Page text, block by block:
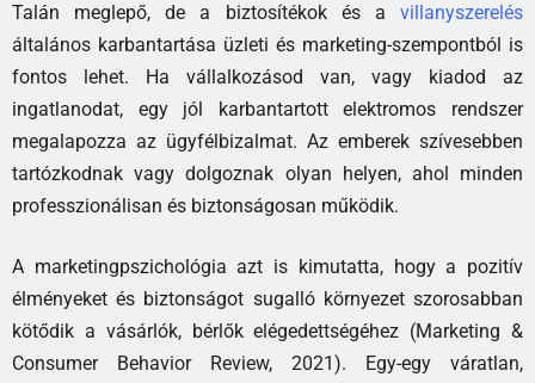
Talán meglepő, de a biztosítékok és a villanyszerelés
általános karbantartása üzleti és marketing-szempontból is
fontos lehet. Ha vállalkozásod van, vagy kiadod az
ingatlanodat, egy jól karbantartott elektromos rendszer
megalapozza az ügyfélbizalmat. Az emberek szívesebben
tartózkodnak vagy dolgoznak olyan helyen, ahol minden
professzionálisan és biztonságosan működik.
A marketingpszichológia azt is kimutatta, hogy a pozitív
élményeket és biztonságot sugalló környezet szorosabban
kötődik a vásárlók, bérlők elégedettségéhez (Marketing &
Consumer Behavior Review, 2021). Egy-egy váratlan,